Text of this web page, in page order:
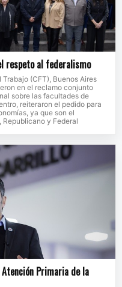
respeto al federalismo
(CFT), Buenos Aires
en el reclamo conjunto
sobre las facultades de
reiteraron el pedido para
ya que son el
y Federal
Primaria de la